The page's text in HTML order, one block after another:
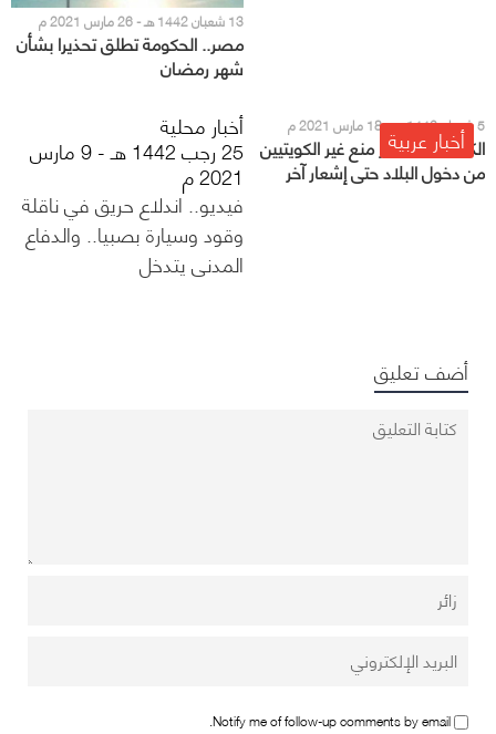
13 شعبان 1442 هـ - 26 مارس 2021 م
مصر.. الحكومة تطلق تحذيرا بشأن
شهر رمضان
أخبار عربية 5 شعبان 1442 هـ - 18 مارس 2021 م
الكويت: استمرار منع غير الكويتيين
من دخول البلاد حتى إشعار آخر
أخبار محلية
25 رجب 1442 هـ - 9 مارس
2021 م
فيديو.. اندلاع حريق في ناقلة
وقود وسيارة بصبيا.. والدفاع
المدني يتدخل
أضف تعليق
Notify me of follow-up comments by email.